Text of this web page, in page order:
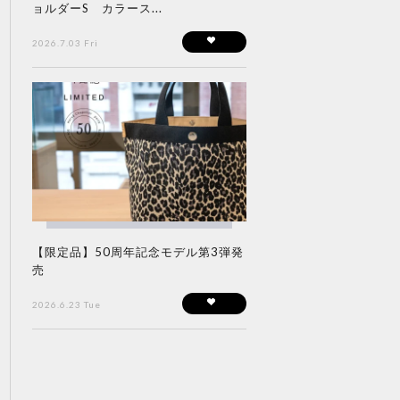
ョルダーS カラース...
2026.7.03 Fri
【限定品】50周年記念モデル第3弾発
売
2026.6.23 Tue